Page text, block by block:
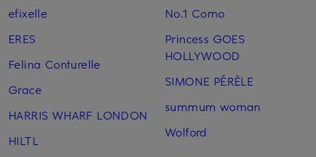
efixelle
ERES
Felina Conturelle
Grace
HARRIS WHARF LONDON
HILTL
No.1 Como
Princess GOES
HOLLYWOOD
SIMONE PÉRÈLE
summum woman
Wolford